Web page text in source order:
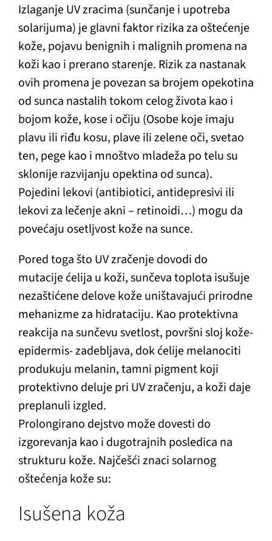
Izlaganje UV zracima (sunčanje i upotreba
solarijuma) je glavni faktor rizika za oštećenje
kože, pojavu benignih i malignih promena na
koži kao i prerano starenje. Rizik za nastanak
ovih promena je povezan sa brojem opekotina
od sunca nastalih tokom celog života kao i
bojom kože, kose i očiju (Osobe koje imaju
plavu ili riđu kosu, plave ili zelene oči, svetao
ten, pege kao i mnoštvo mladeža po telu su
sklonije razvijanju opektina od sunca).
Pojedini lekovi (antibiotici, antidepresivi ili
lekovi za lečenje akni – retinoidi…) mogu da
povećaju osetljvost kože na sunce.
Pored toga što UV zračenje dovodi do
mutacije ćelija u koži, sunčeva toplota isušuje
nezaštićene delove kože uništavajući prirodne
mehanizme za hidrataciju. Kao protektivna
reakcija na sunčevu svetlost, površni sloj kože-
epidermis- zadebljava, dok ćelije melanociti
produkuju melanin, tamni pigment koji
protektivno deluje pri UV zračenju, a koži daje
preplanuli izgled.
Prolongirano dejstvo može dovesti do
izgorevanja kao i dugotrajnih posledica na
strukturu kože. Najčešći znaci solarnog
oštećenja kože su:
Isušena koža